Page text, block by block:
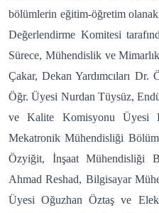
bölümlerin eğitim-öğretim
Değerlendirme Komitesi
Sürece, Mühendislik ve
Çakar, Dekan Yardımcıları
Öğr. Üyesi Nurdan Tüysüz,
ve Kalite Komisyonu Üyesi
Mekatronik Mühendisliği
Özyiğit, İnşaat Mühendisliği
Ahmad Reshad, Bilgisayar
Üyesi Oğuzhan Öztaş ve